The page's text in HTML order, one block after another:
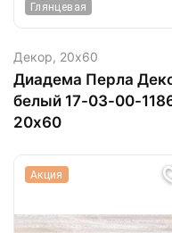
Глянцевая
Декор, 20х60
Диадема Перла
белый 17-03-00-
20х60
Акция